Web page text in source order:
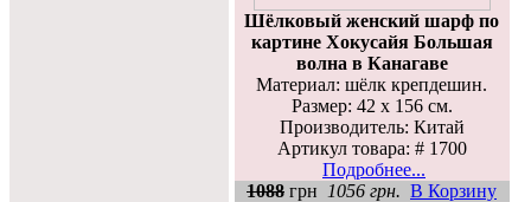
Шёлковый женский шарф по
картине Хокусайя Большая
волна в Канагаве
Материал: шёлк крепдешин.
Размер: 42 х 156 см.
Производитель: Китай
Артикул товара: # 1700
Подробнее...
1088 грн 1056 грн. В Корзину